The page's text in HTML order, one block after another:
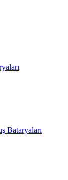
Bataryaları